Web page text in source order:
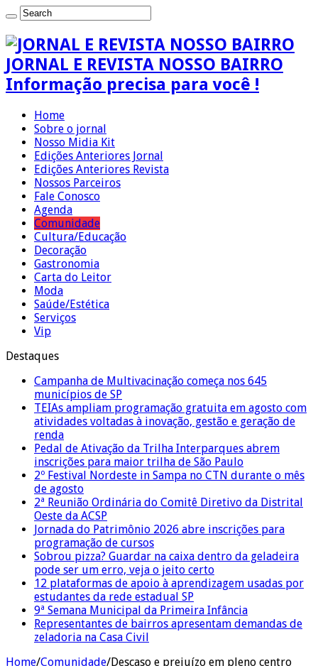
JORNAL E REVISTA NOSSO BAIRRO
Informação precisa para você !
Home
Sobre o jornal
Nosso Midia Kit
Edições Anteriores Jornal
Edições Anteriores Revista
Nossos Parceiros
Fale Conosco
Agenda
Comunidade
Cultura/Educação
Decoração
Gastronomia
Carta do Leitor
Moda
Saúde/Estética
Serviços
Vip
Destaques
Campanha de Multivacinação começa nos 645
municípios de SP
TEIAs ampliam programação gratuita em agosto com
atividades voltadas à inovação, gestão e geração de
renda
Pedal de Ativação da Trilha Interparques abrem
inscrições para maior trilha de São Paulo
2º Festival Nordeste in Sampa no CTN durante o mês
de agosto
2ª Reunião Ordinária do Comitê Diretivo da Distrital
Oeste da ACSP
Jornada do Patrimônio 2026 abre inscrições para
programação de cursos
Sobrou pizza? Guardar na caixa dentro da geladeira
pode ser um erro, veja o jeito certo
12 plataformas de apoio à aprendizagem usadas por
estudantes da rede estadual SP
9ª Semana Municipal da Primeira Infância
Representantes de bairros apresentam demandas de
zeladoria na Casa Civil
Home/Comunidade/Descaso e prejuízo em pleno centro